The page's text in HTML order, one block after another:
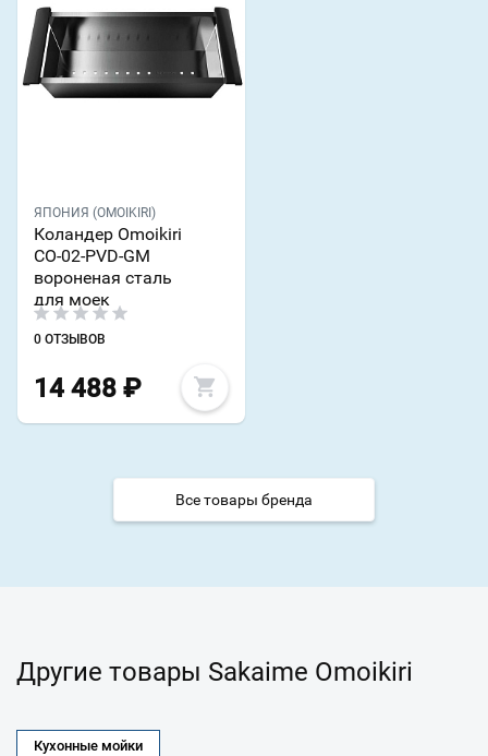
ЯПОНИЯ (OMOIKIRI)
Коландер Omoikiri
CO-02-PVD-GM
вороненая сталь
для моек
0 ОТЗЫВОВ
14 488 ₽
Все товары бренда
Другие товары Sakaime Omoikiri
Кухонные мойки